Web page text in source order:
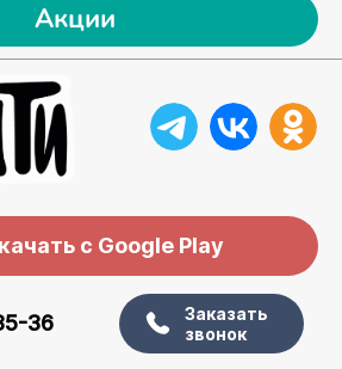
Акции
с Google Play
36
Заказать
звонок